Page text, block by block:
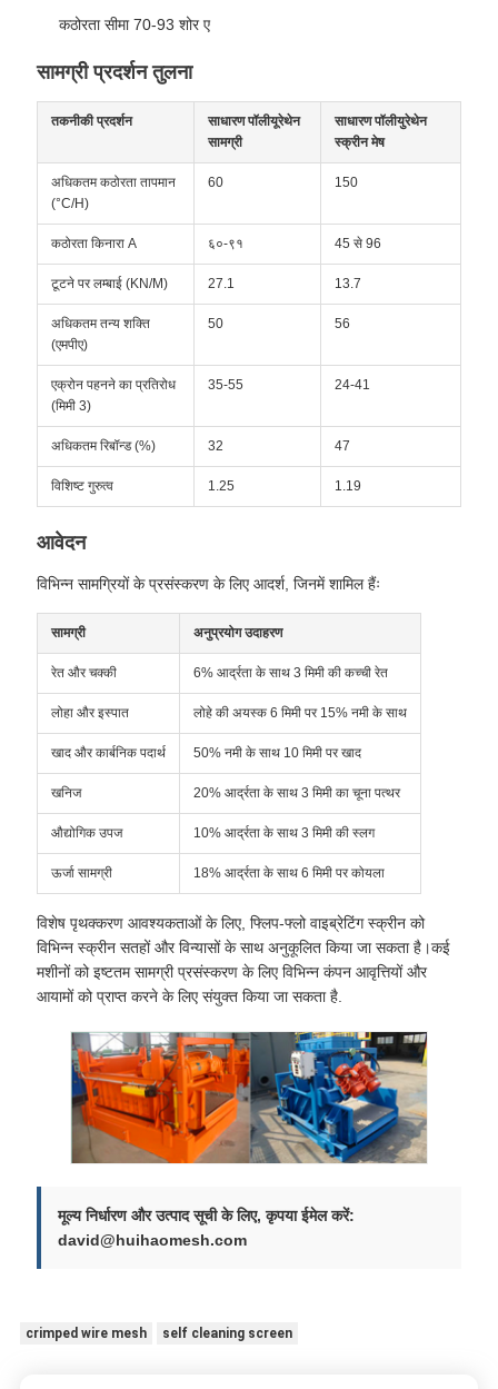
कठोरता सीमा 70-93 शोर ए
सामग्री प्रदर्शन तुलना
तकनीकी प्रदर्शन
साधारण पॉलीयूरेथेन
सामग्री
साधारण पॉलीयुरेथेन
स्क्रीन मेष
अधिकतम कठोरता तापमान
(°C/H)
60 150
कठोरता किनारा A ६०-९१ 45 से 96
टूटने पर लम्बाई (KN/M) 27.1 13.7
अधिकतम तन्य शक्ति
(एमपीए)
50 56
एक्रोन पहनने का प्रतिरोध
(मिमी 3)
35-55 24-41
अधिकतम रिबॉन्ड (%) 32 47
विशिष्ट गुरुत्व 1.25 1.19
आवेदन
विभिन्न सामग्रियों के प्रसंस्करण के लिए आदर्श, जिनमें शामिल हैंः
सामग्री अनुप्रयोग उदाहरण
रेत और चक्की 6% आर्द्रता के साथ 3 मिमी की कच्ची रेत
लोहा और इस्पात लोहे की अयस्क 6 मिमी पर 15% नमी के साथ
खाद और कार्बनिक पदार्थ 50% नमी के साथ 10 मिमी पर खाद
खनिज 20% आर्द्रता के साथ 3 मिमी का चूना पत्थर
औद्योगिक उपज 10% आर्द्रता के साथ 3 मिमी की स्लग
ऊर्जा सामग्री 18% आर्द्रता के साथ 6 मिमी पर कोयला
विशेष पृथक्करण आवश्यकताओं के लिए, फ्लिप-फ्लो वाइब्रेटिंग स्क्रीन को
विभिन्न स्क्रीन सतहों और विन्यासों के साथ अनुकूलित किया जा सकता है।कई
मशीनों को इष्टतम सामग्री प्रसंस्करण के लिए विभिन्न कंपन आवृत्तियों और
आयामों को प्राप्त करने के लिए संयुक्त किया जा सकता है.
मूल्य निर्धारण और उत्पाद सूची के लिए, कृपया ईमेल करें:
david@huihaomesh.com
crimped wire mesh self cleaning screen